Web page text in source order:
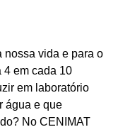
nossa vida e para o
4 em cada 10
em laboratório
água e que
No CENIMAT